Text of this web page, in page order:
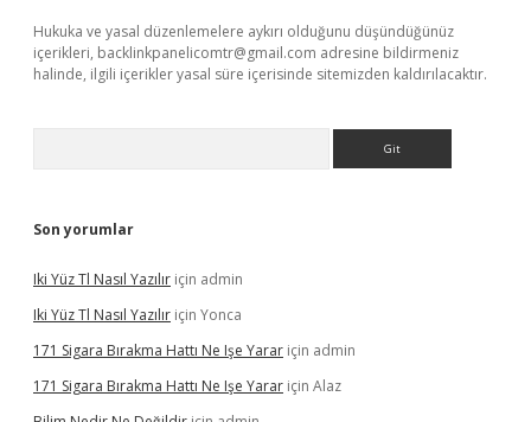
Hukuka ve yasal düzenlemelere aykırı olduğunu düşündüğünüz
içerikleri, backlinkpanelicomtr@gmail.com adresine bildirmeniz
halinde, ilgili içerikler yasal süre içerisinde sitemizden kaldırılacaktır.
Son yorumlar
Iki Yüz Tl Nasıl Yazılır için admin
Iki Yüz Tl Nasıl Yazılır için Yonca
171 Sigara Bırakma Hattı Ne Işe Yarar için admin
171 Sigara Bırakma Hattı Ne Işe Yarar için Alaz